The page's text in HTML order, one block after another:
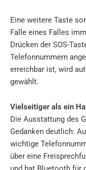
Eine weitere Taste
Falle eines Falles
Drücken der SOS-
Telefonnummern
erreichbar ist, wird
gewählt.
Vielseitiger als ein
Die Ausstattung des
Gedanken deutlich:
wichtige
über eine